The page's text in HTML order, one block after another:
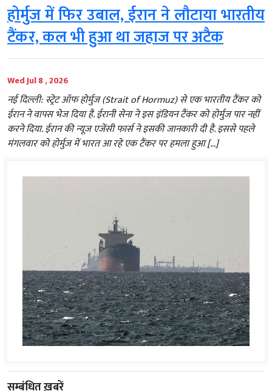
होर्मुज में फिर उबाल, ईरान ने लौटाया भारतीय
टैंकर, कल भी हुआ था जहाज पर अटैक
Wed Jul 8 , 2026
नई दिल्ली: स्ट्रेट ऑफ होर्मुज (Strait of Hormuz) से एक भारतीय टैंकर को
ईरान ने वापस भेज दिया है. ईरानी सेना ने इस इंडियन टैंकर को होर्मुज पार नहीं
करने दिया. ईरान की न्यूज एजेंसी फार्स ने इसकी जानकारी दी है. इससे पहले
मंगलवार को होर्मुज में भारत आ रहे एक टैंकर पर हमला हुआ […]
सम्बंधित ख़बरें